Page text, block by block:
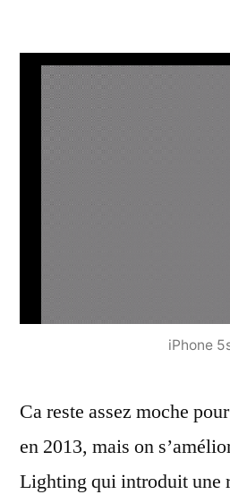
iPhone
Ca reste assez moche
en 2013, mais on
Lighting qui introduit une